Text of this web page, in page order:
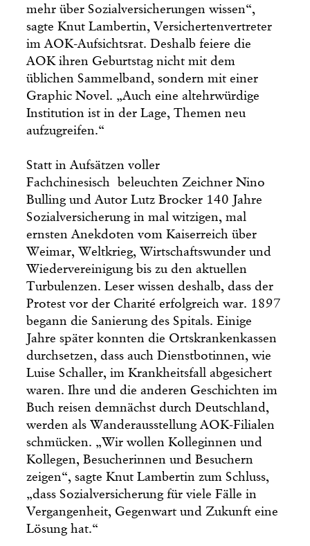
mehr über Sozialversicherungen wissen“,
sagte Knut Lambertin, Versichertenvertreter
im AOK-Aufsichtsrat. Deshalb feiere die
AOK ihren Geburtstag nicht mit dem
üblichen Sammelband, sondern mit einer
Graphic Novel. „Auch eine altehrwürdige
Institution ist in der Lage, Themen neu
aufzugreifen.“
Statt in Aufsätzen voller
Fachchinesisch beleuchten Zeichner Nino
Bulling und Autor Lutz Brocker 140 Jahre
Sozialversicherung in mal witzigen, mal
ernsten Anekdoten vom Kaiserreich über
Weimar, Weltkrieg, Wirtschaftswunder und
Wiedervereinigung bis zu den aktuellen
Turbulenzen. Leser wissen deshalb, dass der
Protest vor der Charité erfolgreich war. 1897
begann die Sanierung des Spitals. Einige
Jahre später konnten die Ortskrankenkassen
durchsetzen, dass auch Dienstbotinnen, wie
Luise Schaller, im Krankheitsfall abgesichert
waren. Ihre und die anderen Geschichten im
Buch reisen demnächst durch Deutschland,
werden als Wanderausstellung AOK-Filialen
schmücken. „Wir wollen Kolleginnen und
Kollegen, Besucherinnen und Besuchern
zeigen“, sagte Knut Lambertin zum Schluss,
„dass Sozialversicherung für viele Fälle in
Vergangenheit, Gegenwart und Zukunft eine
Lösung hat.“